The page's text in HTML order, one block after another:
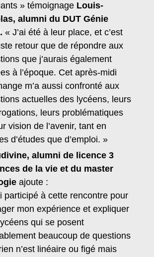
» témoignage Louis-
alumni du DUT Génie
« J’ai été à leur place, et c’est
retour que de répondre aux
que j’aurais également
à l’époque. Cet après-midi
m’a aussi confronté aux
actuelles des lycéens, leurs
leurs problématiques
vision de l’avenir, tant en
d’études que d’emploi. »
alumni de licence 3
de la vie et du master
ajoute :
participé à cette rencontre pour
mon expérience et expliquer
qui se posent
beaucoup de questions
n’est linéaire ou figé mais